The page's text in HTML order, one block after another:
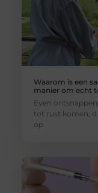
Waarom is een
manier om echt
Even
tot rust komen,
op